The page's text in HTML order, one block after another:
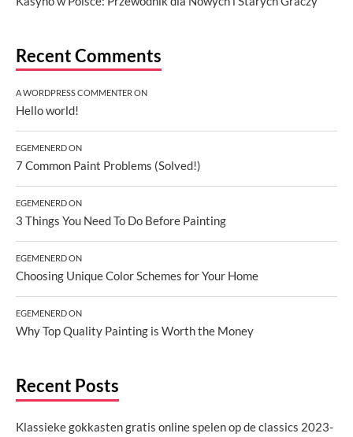
Recent Comments
A WORDPRESS COMMENTERON
Hello world!
EGEMENERDON
7 Common Paint Problems (Solved!)
EGEMENERDON
3 Things You Need To Do Before Painting
EGEMENERDON
Choosing Unique Color Schemes for Your Home
EGEMENERDON
Why Top Quality Painting is Worth the Money
Recent Posts
Klassieke gokkasten gratis online spelen op de classics 2023-